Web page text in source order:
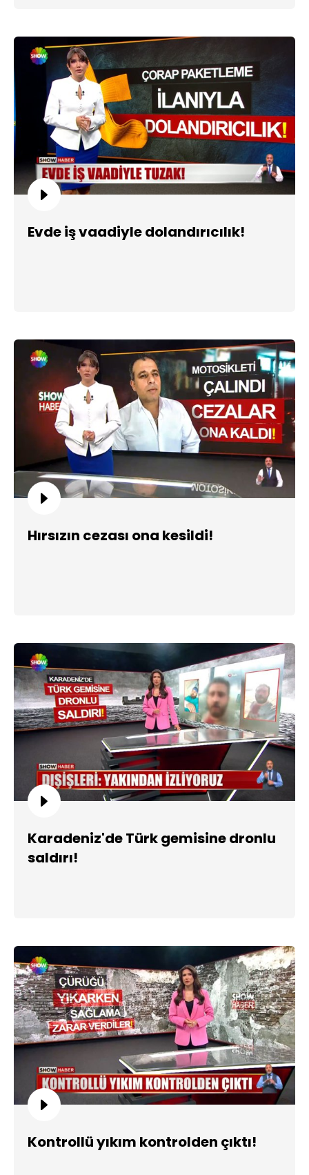
Evde iş vaadiyle dolandırıcılık!
Hırsızın cezası ona kesildi!
Karadeniz'de Türk gemisine dronlu
saldırı!
Kontrollü yıkım kontrolden çıktı!